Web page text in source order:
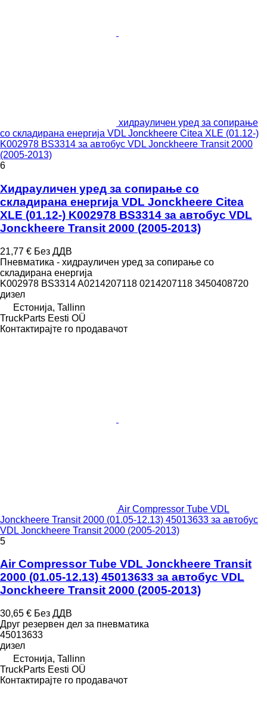
хидрауличен уред за сопирање
со складирана енергија VDL Jonckheere Citea XLE (01.12-)
K002978 BS3314 за автобус VDL Jonckheere Transit 2000
(2005-2013)
6
Хидрауличен уред за сопирање со
складирана енергија VDL Jonckheere Citea
XLE (01.12-) K002978 BS3314 за автобус VDL
Jonckheere Transit 2000 (2005-2013)
21,77 € Без ДДВ
Пневматика - хидрауличен уред за сопирање со
складирана енергија
K002978 BS3314 A0214207118 0214207118 3450408720
дизел
Естонија, Tallinn
TruckParts Eesti OÜ
Контактирајте го продавачот
Air Compressor Tube VDL
Jonckheere Transit 2000 (01.05-12.13) 45013633 за автобус
VDL Jonckheere Transit 2000 (2005-2013)
5
Air Compressor Tube VDL Jonckheere Transit
2000 (01.05-12.13) 45013633 за автобус VDL
Jonckheere Transit 2000 (2005-2013)
30,65 € Без ДДВ
Друг резервен дел за пневматика
45013633
дизел
Естонија, Tallinn
TruckParts Eesti OÜ
Контактирајте го продавачот